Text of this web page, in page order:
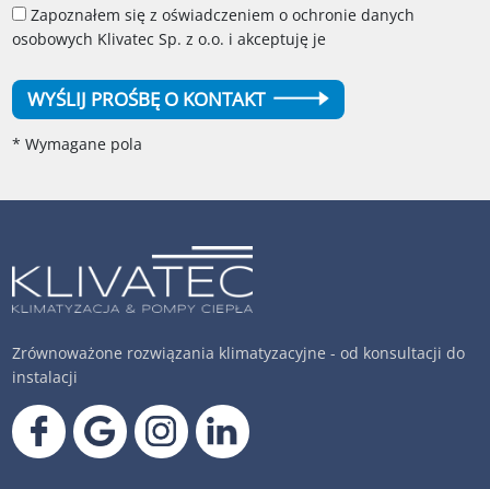
Zapoznałem się z oświadczeniem o ochronie danych
osobowych Klivatec Sp. z o.o. i akceptuję je
WYŚLIJ PROŚBĘ O KONTAKT
* Wymagane pola
Zrównoważone rozwiązania klimatyzacyjne - od konsultacji do
instalacji